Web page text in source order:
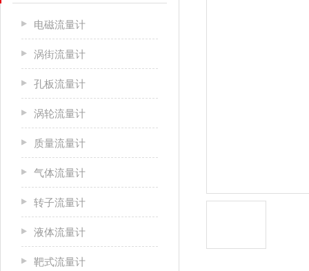
电磁流量计
涡街流量计
孔板流量计
涡轮流量计
质量流量计
气体流量计
转子流量计
液体流量计
靶式流量计